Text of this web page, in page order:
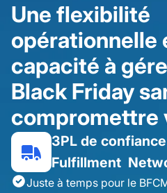
Une flexibilité
opérationnelle
capacité à
Black Friday
compromettre
3PL de
Fulfillment
Juste à temps pour le